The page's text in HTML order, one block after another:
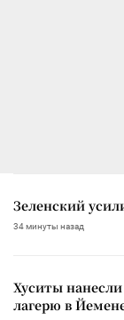
Зеленский
34 минуты назад
Хуситы
лагерю в